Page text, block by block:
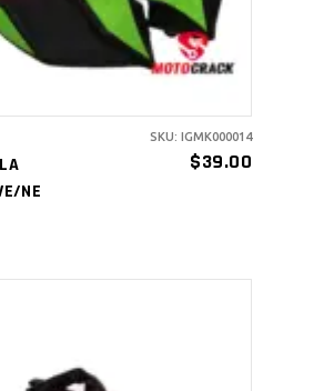
NE
$39.00
SKU: IGMK000014